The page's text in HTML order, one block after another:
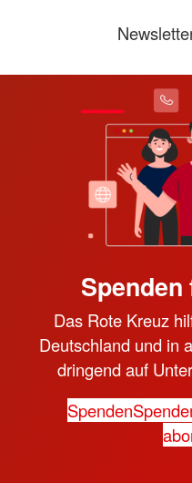
Spenden
Das Rote Kreuz
Deutschland und in
dringend auf
Spenden